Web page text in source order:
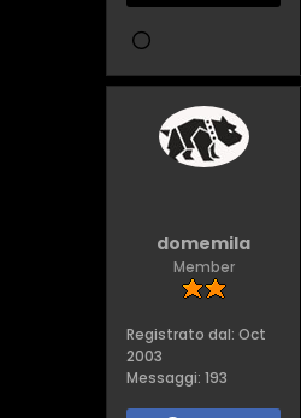
domemila
Member
Registrato dal: Oct
2003
Messaggi: 193